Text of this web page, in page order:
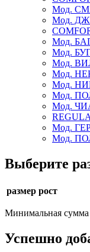
Мод.
Мод.
Мод.
Мод.
Мод.
Мод.
Мод.
Мод.
Мод.
Мод.
Мод.
Выберите
размер рост
Минимальная сумма
Успешно